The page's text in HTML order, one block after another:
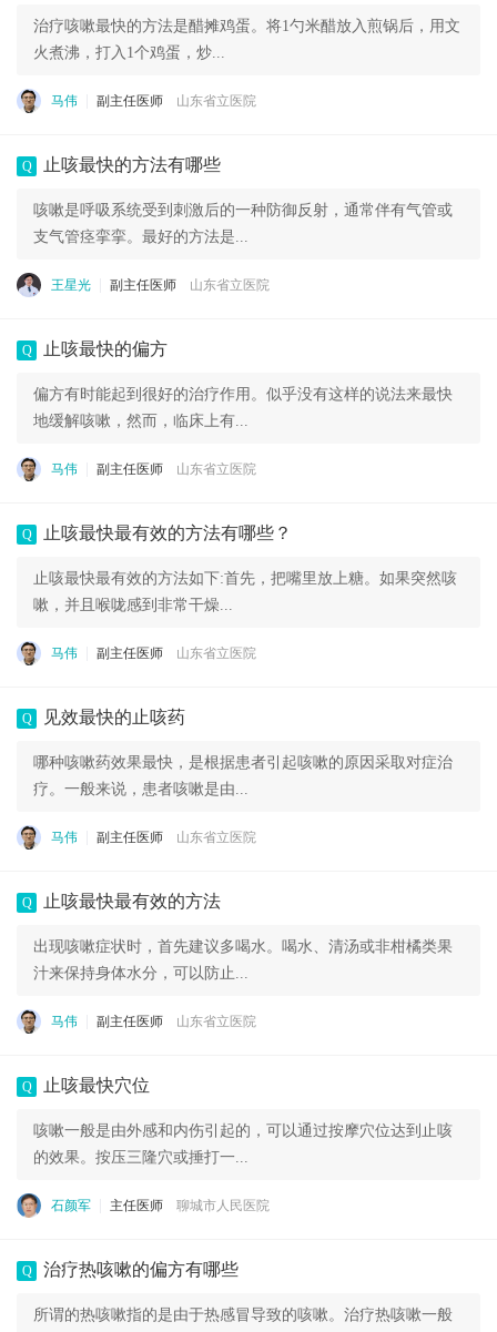
治疗咳嗽最快的方法是醋摊鸡蛋。将1勺米醋放入煎锅后，用文
火煮沸，打入1个鸡蛋，炒...
马伟 副主任医师 山东省立医院
Q 止咳最快的方法有哪些
咳嗽是呼吸系统受到刺激后的一种防御反射，通常伴有气管或
支气管痉挛挛。最好的方法是...
王星光 副主任医师 山东省立医院
Q 止咳最快的偏方
偏方有时能起到很好的治疗作用。似乎没有这样的说法来最快
地缓解咳嗽，然而，临床上有...
马伟 副主任医师 山东省立医院
Q 止咳最快最有效的方法有哪些？
止咳最快最有效的方法如下:首先，把嘴里放上糖。如果突然咳
嗽，并且喉咙感到非常干燥...
马伟 副主任医师 山东省立医院
Q 见效最快的止咳药
哪种咳嗽药效果最快，是根据患者引起咳嗽的原因采取对症治
疗。一般来说，患者咳嗽是由...
马伟 副主任医师 山东省立医院
Q 止咳最快最有效的方法
出现咳嗽症状时，首先建议多喝水。喝水、清汤或非柑橘类果
汁来保持身体水分，可以防止...
马伟 副主任医师 山东省立医院
Q 止咳最快穴位
咳嗽一般是由外感和内伤引起的，可以通过按摩穴位达到止咳
的效果。按压三隆穴或捶打一...
石颜军 主任医师 聊城市人民医院
Q 治疗热咳嗽的偏方有哪些
所谓的热咳嗽指的是由于热感冒导致的咳嗽。治疗热咳嗽一般